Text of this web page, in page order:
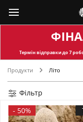
Термін відправкидо 7
Продукти Літо
Фільтр
- 50%